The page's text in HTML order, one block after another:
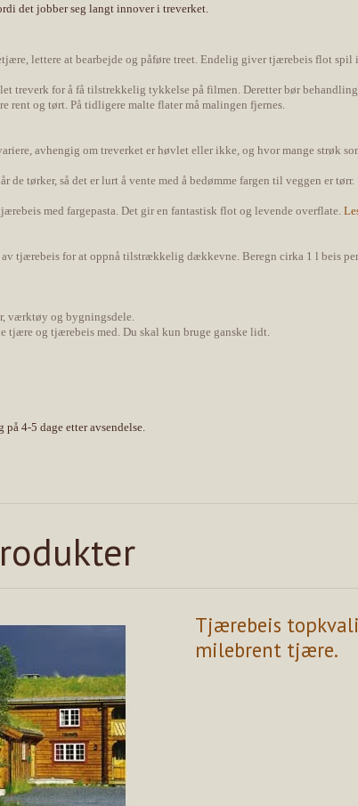
det jobber seg langt innover i treverket.
lettere at bearbejde og påføre treet. Endelig giver tjærebeis flot spil i
treverk for å få tilstrekkelig tykkelse på filmen. Deretter bør
rent og tørt. På tidligere malte flater må malingen fjernes.
avhengig om treverket er høvlet eller ikke, og hvor mange strøk
de tørker, så det er lurt å vente med å bedømme fargen til veggen er tørr.
med fargepasta. Det gir en fantastisk flot og levende overflate.
tjærebeis for at oppnå tilstrækkelig dækkevne. Beregn cirka 1 l beis
værktøy og bygningsdele.
tjære og tjærebeis med. Du skal kun bruge ganske lidt.
4-5 dage etter avsendelse.
Tjærebeis
milebrent tjære.